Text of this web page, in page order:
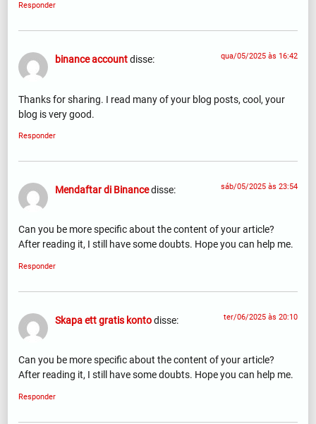
Responder
binance accountdisse: qua/05/2025 às 16:42
Thanks for sharing. I read many of your blog posts, cool, your
blog is very good.
Responder
Mendaftar di Binancedisse: sáb/05/2025 às 23:54
Can you be more specific about the content of your article?
After reading it, I still have some doubts. Hope you can help me.
Responder
Skapa ett gratis kontodisse: ter/06/2025 às 20:10
Can you be more specific about the content of your article?
After reading it, I still have some doubts. Hope you can help me.
Responder